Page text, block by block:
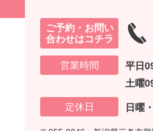
ご予約・お問い
合わせはコチラ
営業時間
平日
土曜
定休日 日曜